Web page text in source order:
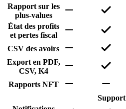
Rapport sur les
plus-values
État des profits
et pertes fiscal
CSV des avoirs
Export en PDF,
CSV, K4
Rapports NFT
Support